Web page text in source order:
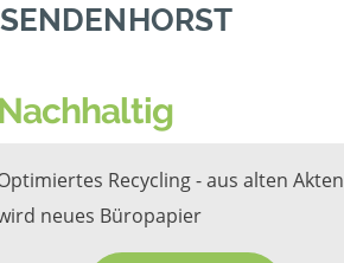
Recycling - aus alten Akten
neues Büropapier